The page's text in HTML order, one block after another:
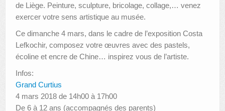
de Liège. Peinture, sculpture, bricolage, collage,… venez
exercer votre sens artistique au musée.
Ce dimanche 4 mars, dans le cadre de l’exposition Costa
Lefkochir, composez votre œuvres avec des pastels,
écoline et encre de Chine… inspirez vous de l’artiste.
Infos:
Grand Curtius
4 mars 2018 de 14h00 à 17h00
De 6 à 12 ans (accompagnés des parents)